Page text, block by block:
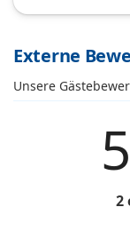
Externe
Unsere
2